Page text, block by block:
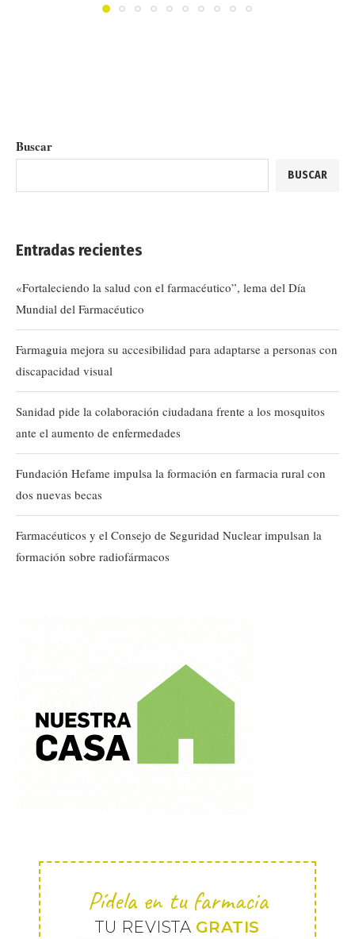
Buscar
BUSCAR
Entradas recientes
«Fortaleciendo la salud con el farmacéutico”, lema del Día
Mundial del Farmacéutico
Farmaguia mejora su accesibilidad para adaptarse a personas con
discapacidad visual
Sanidad pide la colaboración ciudadana frente a los mosquitos
ante el aumento de enfermedades
Fundación Hefame impulsa la formación en farmacia rural con
dos nuevas becas
Farmacéuticos y el Consejo de Seguridad Nuclear impulsan la
formación sobre radiofármacos
Pídela en tu farmacia
TU REVISTA GRATIS